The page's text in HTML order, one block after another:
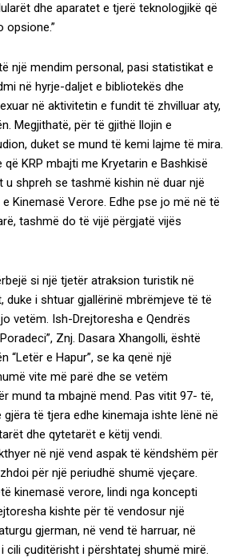
dhe aparatet e tjerë teknologjikë që
opsione.”
një mendim personal, pasi statistikat e
në hyrje-daljet e bibliotekës dhe
në aktivitetin e fundit të zhvilluar aty,
Megjithatë, për të gjithë llojin e
duket se mund të kemi lajme të mira.
që KRP mbajti me Kryetarin e Bashkisë
u shpreh se tashmë kishin në duar një
Kinemasë Verore. Edhe pse jo më në të
tashmë do të vijë përgjatë vijës
si një tjetër atraksion turistik në
duke i shtuar gjallërinë mbrëmjeve të të
vetëm. Ish-Drejtoresha e Qendrës
Znj. Dasara Xhangolli, është
“Letër e Hapur”, se ka qenë një
vite më parë dhe se vetëm
mund ta mbajnë mend. Pas vitit 97- të,
të tjera edhe kinemaja ishte lënë në
dhe qytetarët e këtij vendi.
në një vend aspak të këndshëm për
për një periudhë shumë vjeçare.
kinemasë verore, lindi nga koncepti
kishte për të vendosur një
gjerman, në vend të harruar, në
cili çuditërisht i përshtatej shumë mirë.